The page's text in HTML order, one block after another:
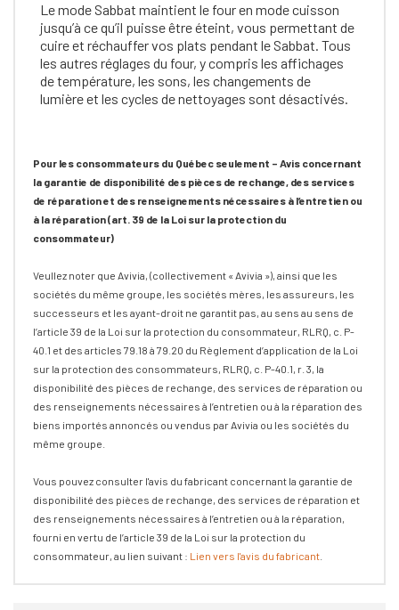
Le mode Sabbat maintient le four en mode cuisson
jusqu’à ce qu’il puisse être éteint, vous permettant de
cuire et réchauffer vos plats pendant le Sabbat. Tous
les autres réglages du four, y compris les affichages
de température, les sons, les changements de
lumière et les cycles de nettoyages sont désactivés.
Pour les consommateurs du Québec seulement – Avis concernant
la garantie de disponibilité des pièces de rechange, des services
de réparation et des renseignements nécessaires à l’entretien ou
à la réparation (art. 39 de la Loi sur la protection du
consommateur)
Veullez noter que Avivia, (collectivement « Avivia »), ainsi que les
sociétés du même groupe, les sociétés mères, les assureurs, les
successeurs et les ayant-droit ne garantit pas, au sens au sens de
l’article 39 de la Loi sur la protection du consommateur, RLRQ, c. P-
40.1 et des articles 79.18 à 79.20 du Règlement d’application de la Loi
sur la protection des consommateurs, RLRQ, c. P-40.1, r. 3, la
disponibilité des pièces de rechange, des services de réparation ou
des renseignements nécessaires à l’entretien ou à la réparation des
biens importés annoncés ou vendus par Avivia ou les sociétés du
même groupe.
Vous pouvez consulter l'avis du fabricant concernant la garantie de
disponibilité des pièces de rechange, des services de réparation et
des renseignements nécessaires à l’entretien ou à la réparation,
fourni en vertu de l’article 39 de la Loi sur la protection du
consommateur, au lien suivant : Lien vers l'avis du fabricant